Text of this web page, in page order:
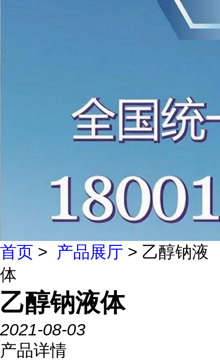
首页 > 产品展厅 > 乙醇钠液
体
乙醇钠液体
2021-08-03
产品详情